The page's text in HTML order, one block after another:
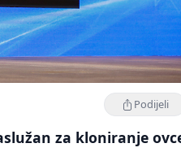
Podijeli
za kloniranje